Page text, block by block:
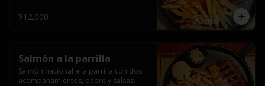
$12.000
Salmón a la parrilla
Salmón nacional a la parrilla con dos
acompañamientos, pebre y salsas.